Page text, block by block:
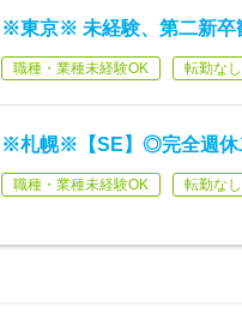
※東京※ 未経験、第二新卒
職種・業種未経験OK 転勤なし
※札幌※【SE】◎完全週休
職種・業種未経験OK 転勤なし